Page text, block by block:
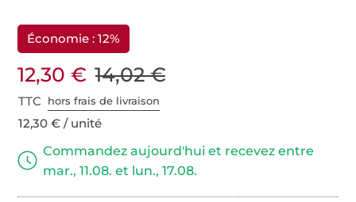
Économie : 12%
12,30 € 14,02 €
TTC hors frais de livraison
12,30 € / unité
Commandez aujourd'hui et recevez entre
mar., 11.08. et lun., 17.08.